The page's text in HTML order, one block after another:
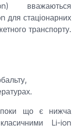
вважаються
для стаціонарних
транспорту.
поки що є нижча
Li-ion